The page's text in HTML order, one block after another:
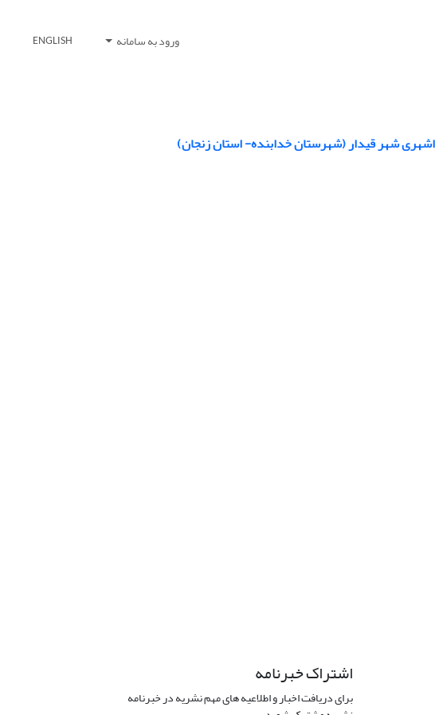
ورود به سامانه ENGLISH
شهر قیدار (شهرستان خدابنده- استان زنجان)
اشتراک خبرنامه
برای دریافت اخبار و اطلاعیه های مهم نشریه در خبرنامه